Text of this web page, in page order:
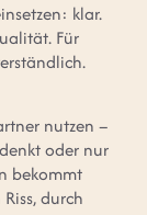
klar.
Für
nutzen –
oder nur
bekommt
durch